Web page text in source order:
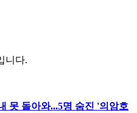
니다.
못 돌아와...5명 숨진 '의암호